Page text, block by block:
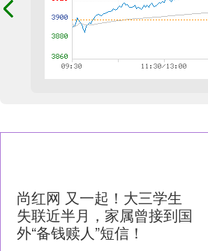
尚红网 又一起！大三学生
失联近半月，家属曾接到国
外“备钱赎人”短信！